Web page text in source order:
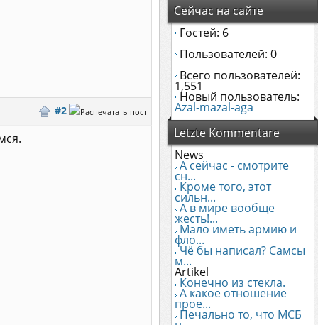
Сейчас на сайте
Гостей: 6
Пользователей: 0
Всего пользователей:
1,551
Новый пользователь:
Azal-mazal-aga
Letzte Kommentare
News
А сейчас - смотрите
сн...
Кроме того, этот
сильн...
А в мире вообще
жесть!...
Мало иметь армию и
фло...
Чё бы написал? Самсы
м...
Artikel
Конечно из стекла.
А какое отношение
прое...
Печально то, что МСБ
#2